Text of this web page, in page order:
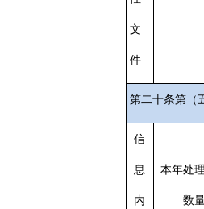
文
件
第二十条第（
信
息
内
本年处
数